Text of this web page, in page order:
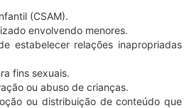
(CSAM).
envolvendo menores.
estabelecer relações inapropriadas
fins sexuais.
ou abuso de crianças.
ou distribuição de conteúdo que